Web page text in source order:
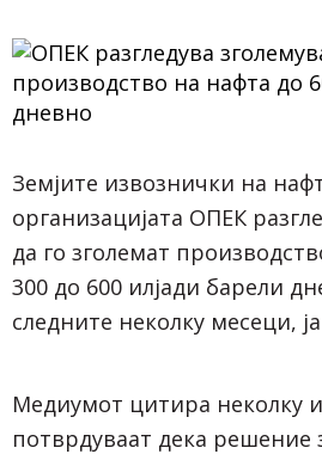
Земјите извознички на
организацијата ОПЕК
да го зголемат
300 до 600 илјади барели
следните неколку месеци,
Медиумот цитира неколку
потврдуваат дека решение